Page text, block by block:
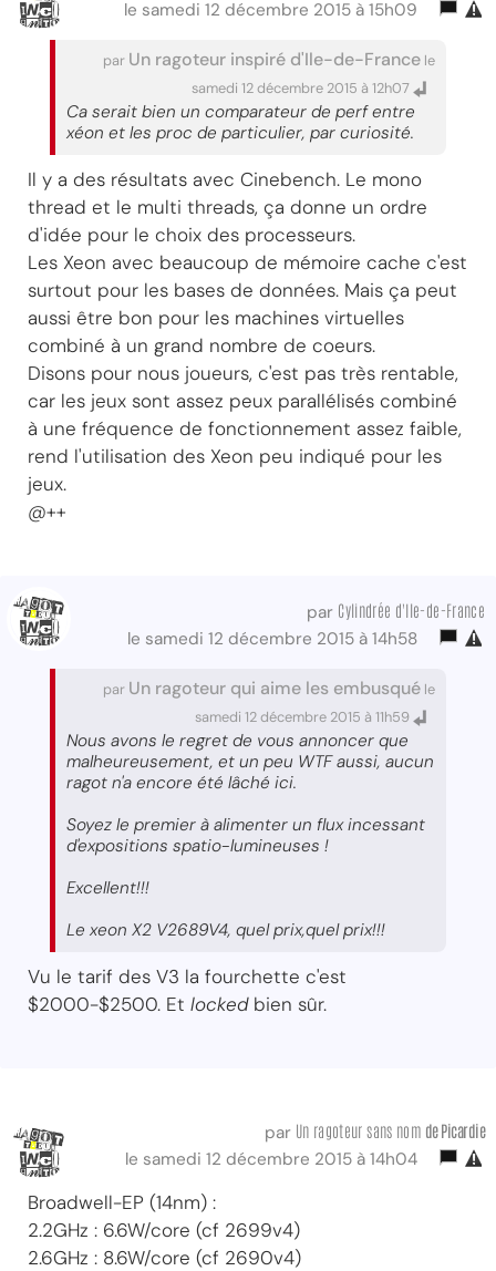
le samedi 12 décembre 2015 à 15h09
par Un ragoteur inspiré d'Ile-de-France le
samedi 12 décembre 2015 à 12h07
Ca serait bien un comparateur de perf entre
xéon et les proc de particulier, par curiosité.
Il y a des résultats avec Cinebench. Le mono
thread et le multi threads, ça donne un ordre
d'idée pour le choix des processeurs.
Les Xeon avec beaucoup de mémoire cache c'est
surtout pour les bases de données. Mais ça peut
aussi être bon pour les machines virtuelles
combiné à un grand nombre de coeurs.
Disons pour nous joueurs, c'est pas très rentable,
car les jeux sont assez peux parallélisés combiné
à une fréquence de fonctionnement assez faible,
rend l'utilisation des Xeon peu indiqué pour les
jeux.
@++
par Cylindrée d'Ile-de-France
le samedi 12 décembre 2015 à 14h58
par Un ragoteur qui aime les embusqué le
samedi 12 décembre 2015 à 11h59
Nous avons le regret de vous annoncer que
malheureusement, et un peu WTF aussi, aucun
ragot n'a encore été lâché ici.
Soyez le premier à alimenter un flux incessant
d'expositions spatio-lumineuses !
Excellent!!!
Le xeon X2 V2689V4, quel prix,quel prix!!!
Vu le tarif des V3 la fourchette c'est
$2000-$2500. Et lockedbien sûr.
par Un ragoteur sans nom de Picardie
le samedi 12 décembre 2015 à 14h04
Broadwell-EP (14nm) :
2.2GHz : 6.6W/core (cf 2699v4)
2.6GHz : 8.6W/core (cf 2690v4)